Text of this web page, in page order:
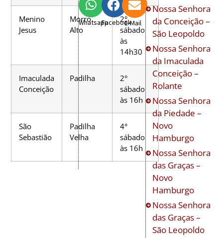
Menino
Jesus
Morro
Alto
2°
sábado
às
14h30
Imaculada
Conceição
Padilha
2°
sábado
às 16h
São
Sebastião
Padilha
Velha
4°
sábado
às 16h
WhatsappFacebookE-Mail
Nossa Senhora
da Conceição –
São Leopoldo
Nossa Senhora
da Imaculada
Conceição –
Rolante
Nossa Senhora
da Piedade –
Novo
Hamburgo
Nossa Senhora
das Graças –
Novo
Hamburgo
Nossa Senhora
das Graças –
São Leopoldo